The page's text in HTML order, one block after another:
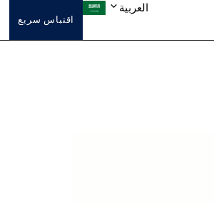
اقتباس سريع
العربية